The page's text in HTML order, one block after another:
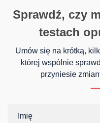
Sprawdź, czy
testach
Umów się na krótką,
której wspólnie
przyniesie